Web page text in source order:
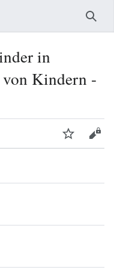
in
von Kindern -